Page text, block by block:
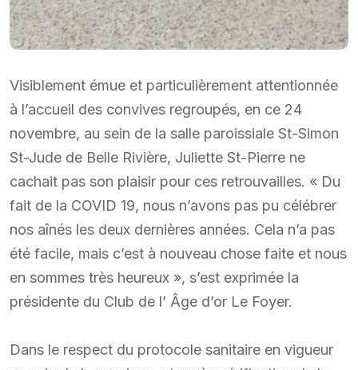
Visiblement émue et particulièrement attentionnée
à l’accueil des convives regroupés, en ce 24
novembre, au sein de la salle paroissiale St-Simon
St-Jude de Belle Rivière, Juliette St-Pierre ne
cachait pas son plaisir pour ces retrouvailles. « Du
fait de la COVID 19, nous n’avons pas pu célébrer
nos aînés les deux dernières années. Cela n’a pas
été facile, mais c’est à nouveau chose faite et nous
en sommes très heureux », s’est exprimée la
présidente du Club de l’ Âge d’or Le Foyer.
Dans le respect du protocole sanitaire en vigueur